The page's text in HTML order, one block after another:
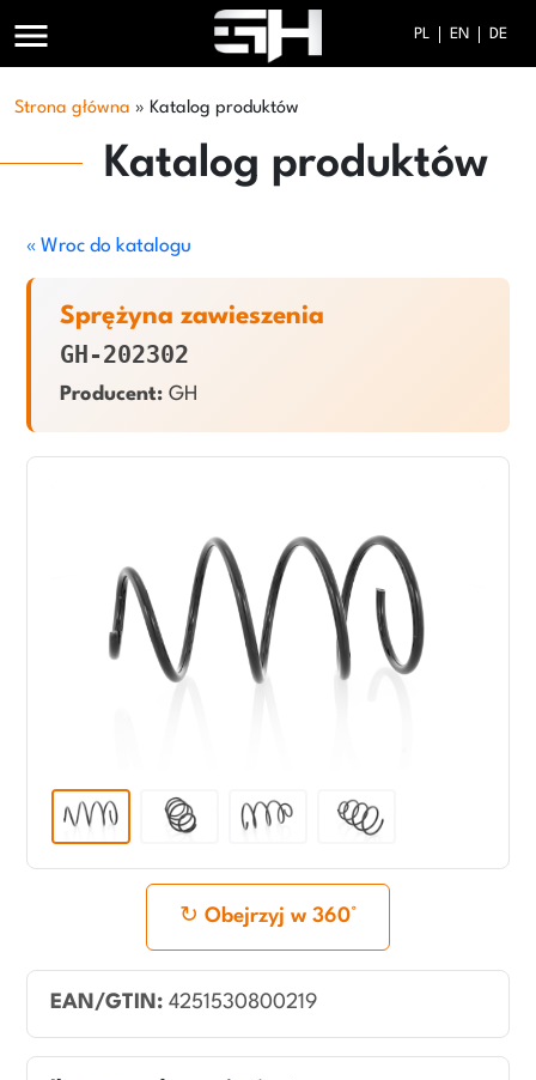
menu PL EN DE
Strona główna » Katalog produktów
Katalog produktów
« Wroc do katalogu
Sprężyna zawieszenia
GH-202302
Producent: GH
Obejrzyj w 360°
EAN/GTIN: 4251530800219